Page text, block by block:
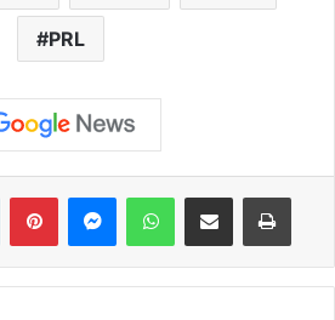
PRL
LinkedInPinterestMessengerWhatsAppShare via Email Print